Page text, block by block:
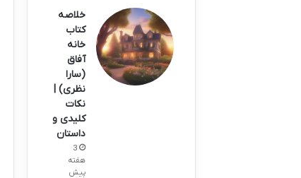
خلاصه
کتاب
خانه
آفاق
(سارا
نظری) |
نکات
کلیدی و
داستان
3
هفته
پیش